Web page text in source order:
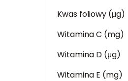
Kwas foliowy (μg)
Witamina C (mg)
Witamina D (μg)
Witamina E (mg)